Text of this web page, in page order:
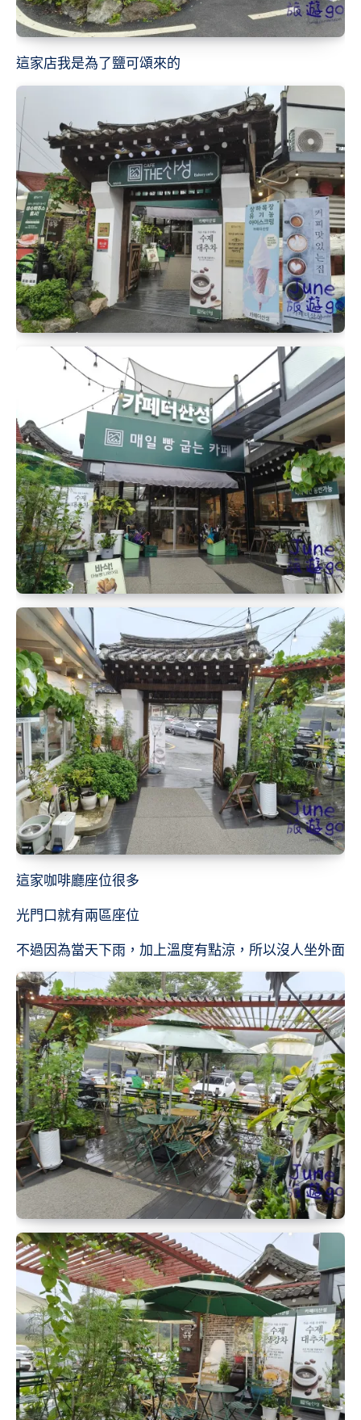
這家店我是為了鹽可頌來的
這家咖啡廳座位很多
光門口就有兩區座位
不過因為當天下雨，加上溫度有點涼，所以沒人坐外面